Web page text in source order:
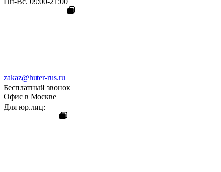
Пн-Вс. 09:00-21:00
zakaz@huter-rus.ru
Бесплатный звонок
Офис в Москве
Для юр.лиц: